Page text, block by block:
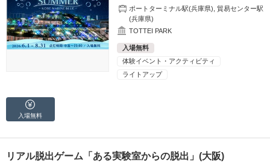
ポートターミナル駅(兵庫県)
貿易センター駅
(兵庫県)
TOTTEI PARK
入場無料
体験イベント・アクティビティ
ライトアップ
入場無料
リアル脱出ゲーム「ある実験室からの脱出」(大阪)